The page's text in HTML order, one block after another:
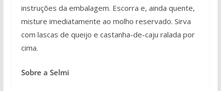
instruções da embalagem. Escorra e, ainda quente,
misture imediatamente ao molho reservado. Sirva
com lascas de queijo e castanha-de-caju ralada por
cima.
Sobre a Selmi